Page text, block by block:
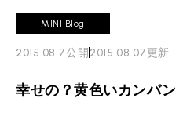
TOP
iRの買取が他社よりも高
MAINTENANCE
TOP
BMWミニ メンテナンス
BLOG & MEDIA ブログ＆
MINI KNOWLEDGE
MINI Blog
2015.08.7公開 2015.08.07更新
幸せの？黄色いカンバン